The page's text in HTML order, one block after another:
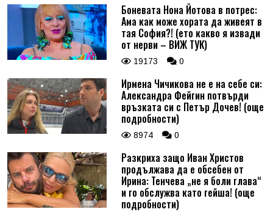
Боневата Нона Йотова в потрес:
Ама как може хората да живеят в
тая София?! (ето какво я извади
от нерви – ВИЖ ТУК)
19173 0
Ирмена Чичикова не е на себе си:
Александра Фейгин потвърди
връзката си с Петър Дочев! (още
подробности)
8974 0
Разкриха защо Иван Христов
продължава да е обсебен от
Ирина: Тенчева „не я боли глава“
и го обслужва като гейша! (още
подробности)